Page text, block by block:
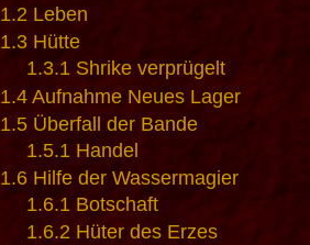
1.2 Leben
1.3 Hütte
1.3.1 Shrike verprügelt
1.4 Aufnahme Neues Lager
1.5 Überfall der Bande
1.5.1 Handel
1.6 Hilfe der Wassermagier
1.6.1 Botschaft
1.6.2 Hüter des Erzes